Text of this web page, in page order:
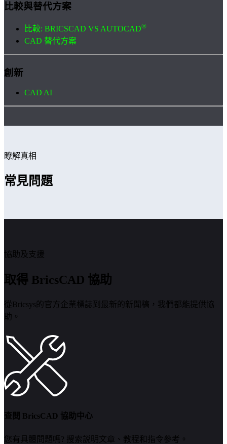
比較與替代方案
比較: BRICSCAD VS AUTOCAD®
CAD 替代方案
創新
CAD AI
瞭解真相
常見問題
協助及支援
取得 BricsCAD 協助
從Bricsys的官方企業標誌到最新的新聞稿，我們都能提供協
助。
查閱 BricsCAD 協助中心
您有具體問題嗎? 搜索説明文章、教程和指令參考。